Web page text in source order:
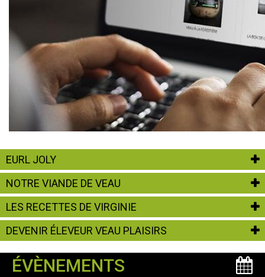
EURL JOLY
NOTRE VIANDE DE VEAU
LES RECETTES DE VIRGINIE
DEVENIR ÉLEVEUR VEAU PLAISIRS
ÉVÈNEMENTS